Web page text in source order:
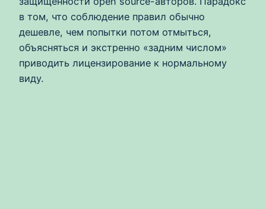
в том, что соблюдение правил обычно
дешевле, чем попытки потом отмыться,
объясняться и экстренно «задним числом»
приводить лицензирование к нормальному
виду.